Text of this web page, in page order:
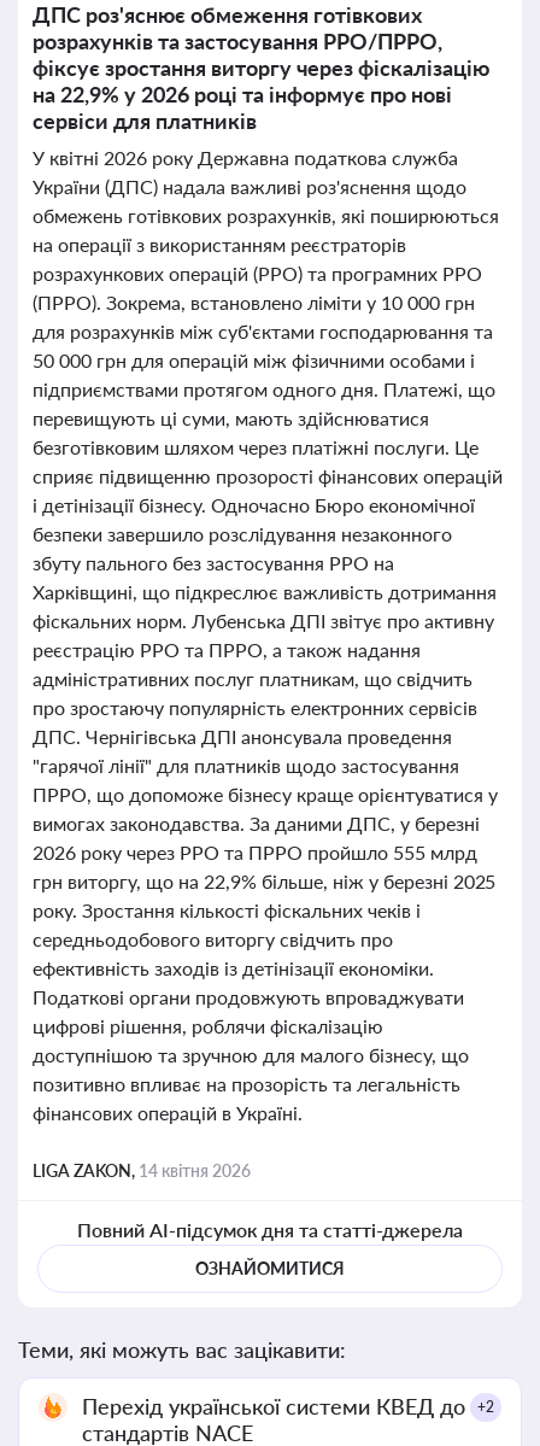
ДПС роз'яснює обмеження готівкових
розрахунків та застосування РРО/ПРРО,
фіксує зростання виторгу через фіскалізацію
на 22,9% у 2026 році та інформує про нові
сервіси для платників
У квітні 2026 року Державна податкова служба
України (ДПС) надала важливі роз'яснення щодо
обмежень готівкових розрахунків, які поширюються
на операції з використанням реєстраторів
розрахункових операцій (РРО) та програмних РРО
(ПРРО). Зокрема, встановлено ліміти у 10 000 грн
для розрахунків між суб'єктами господарювання та
50 000 грн для операцій між фізичними особами і
підприємствами протягом одного дня. Платежі, що
перевищують ці суми, мають здійснюватися
безготівковим шляхом через платіжні послуги. Це
сприяє підвищенню прозорості фінансових операцій
і детінізації бізнесу. Одночасно Бюро економічної
безпеки завершило розслідування незаконного
збуту пального без застосування РРО на
Харківщині, що підкреслює важливість дотримання
фіскальних норм. Лубенська ДПІ звітує про активну
реєстрацію РРО та ПРРО, а також надання
адміністративних послуг платникам, що свідчить
про зростаючу популярність електронних сервісів
ДПС. Чернігівська ДПІ анонсувала проведення
"гарячої лінії" для платників щодо застосування
ПРРО, що допоможе бізнесу краще орієнтуватися у
вимогах законодавства. За даними ДПС, у березні
2026 року через РРО та ПРРО пройшло 555 млрд
грн виторгу, що на 22,9% більше, ніж у березні 2025
року. Зростання кількості фіскальних чеків і
середньодобового виторгу свідчить про
ефективність заходів із детінізації економіки.
Податкові органи продовжують впроваджувати
цифрові рішення, роблячи фіскалізацію
доступнішою та зручною для малого бізнесу, що
позитивно впливає на прозорість та легальність
фінансових операцій в Україні.
LIGA ZAKON, 14 квітня 2026
Повний AI-підсумок дня та статті-джерела
ОЗНАЙОМИТИСЯ
Теми, які можуть вас зацікавити:
Перехід української системи КВЕД до
стандартів NACE
+2